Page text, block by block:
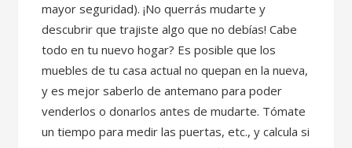
mayor seguridad). ¡No querrás mudarte y
descubrir que trajiste algo que no debías! Cabe
todo en tu nuevo hogar? Es posible que los
muebles de tu casa actual no quepan en la nueva,
y es mejor saberlo de antemano para poder
venderlos o donarlos antes de mudarte. Tómate
un tiempo para medir las puertas, etc., y calcula si